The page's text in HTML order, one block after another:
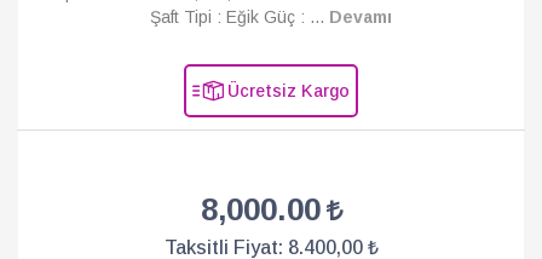
Şaft Tipi : Eğik Güç : ... Devamı
Ücretsiz Kargo
8,000.00
Taksitli Fiyat: 8.400,00 ₺